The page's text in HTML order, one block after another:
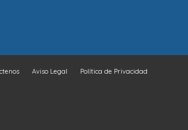
Aviso Legal Política de Privacidad